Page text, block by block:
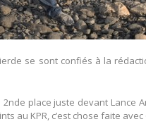
se sont confiés à la
place juste devant Lance
au KPR, c’est chose faite